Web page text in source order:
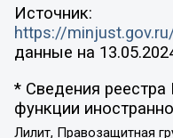
Источник:
https://
данные на
* Сведения
функции
Лилит, Правозащитная